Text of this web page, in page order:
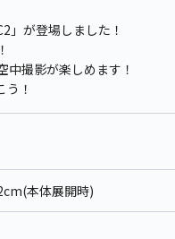
」が登場しました！
撮影が楽しめます！
！
本体展開時)